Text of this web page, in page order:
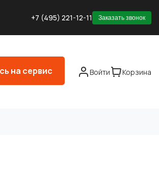
+7 (495) 221-12-11 Заказать звонок
на сервис Войти Корзина